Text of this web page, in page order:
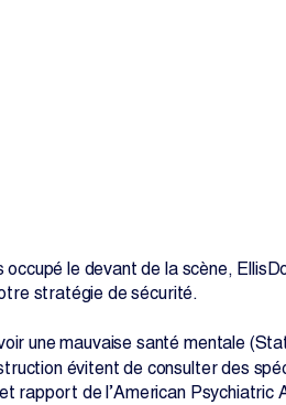
le devant de la scène,
stratégie de sécurité.
une mauvaise santé mentale
évitent de consulter des
rapport de l’American Psychiatric